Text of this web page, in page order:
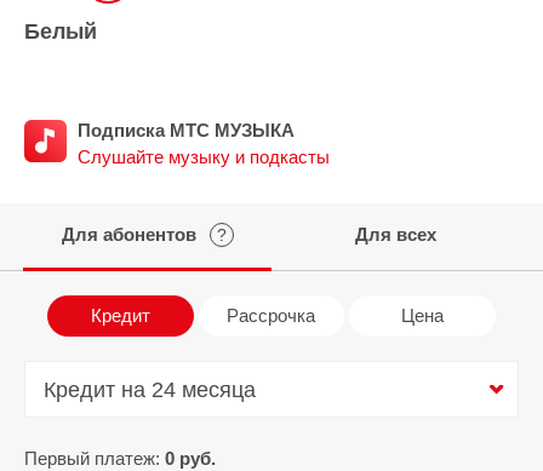
Белый
Подписка МТС МУЗЫКА
Слушайте музыку и подкасты
Для абонентов ? Для всех
Кредит Рассрочка Цена
Кредит на 24 месяца
Первый платеж: 0 руб.
Кредит на 24 месяца